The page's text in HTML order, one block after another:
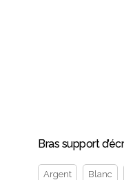
Bras support
Argent Blanc